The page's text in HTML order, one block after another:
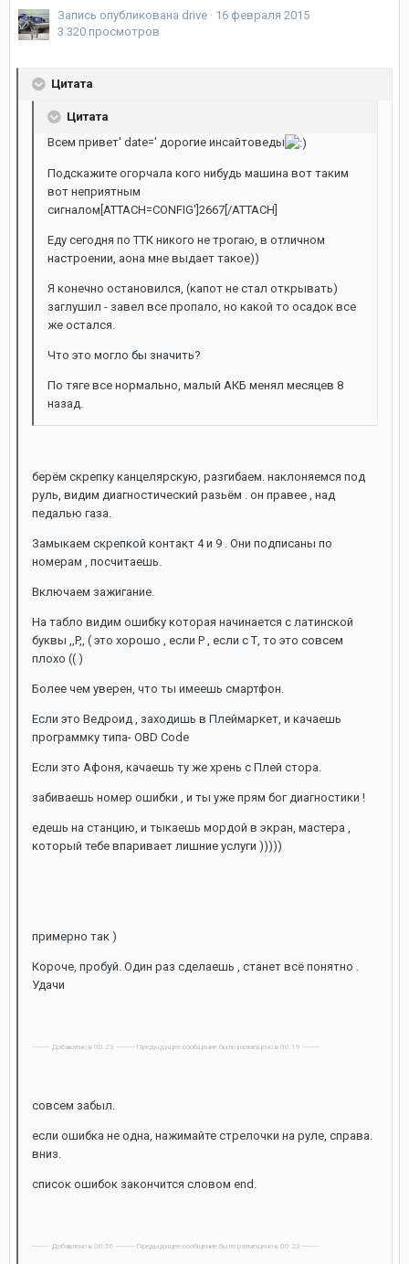
Запись опубликована drive · 16 февраля 2015
3 320 просмотров
Цитата
Цитата
Всем привет' date=' дорогие инсайтоведы
Подскажите огорчала кого нибудь машина вот таким
вот неприятным
сигналом[ATTACH=CONFIG']2667[/ATTACH]
Еду сегодня по ТТК никого не трогаю, в отличном
настроении, аона мне выдает такое))
Я конечно остановился, (капот не стал открывать)
заглушил - завел все пропало, но какой то осадок все
же остался.
Что это могло бы значить?
По тяге все нормально, малый АКБ менял месяцев 8
назад.
берём скрепку канцелярскую, разгибаем. наклоняемся под
руль, видим диагностический разьём . он правее , над
педалью газа.
Замыкаем скрепкой контакт 4 и 9 . Они подписаны по
номерам , посчитаешь.
Включаем зажигание.
На табло видим ошибку которая начинается с латинской
буквы ,,P,, ( это хорошо , если Р , если с Т, то это совсем
плохо (( )
Более чем уверен, что ты имеешь смартфон.
Если это Ведроид , заходишь в Плеймаркет, и качаешь
программку типа- OBD Code
Если это Афоня, качаешь ту же хрень с Плей стора.
забиваешь номер ошибки , и ты уже прям бог диагностики !
едешь на станцию, и тыкаешь мордой в экран, мастера ,
который тебе впаривает лишние услуги )))))
примерно так )
Короче, пробуй. Один раз сделаешь , станет всё понятно .
Удачи
---------- Добавлено в 00:23 ---------- Предыдущее сообщение было размещено в 00:19 ----------
совсем забыл.
если ошибка не одна, нажимайте стрелочки на руле, справа.
вниз.
список ошибок закончится словом end.
---------- Добавлено в 00:56 ---------- Предыдущее сообщение было размещено в 00:23 ----------